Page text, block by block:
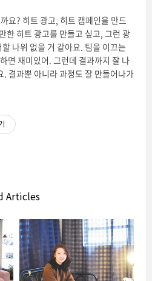
요? 히트 광고, 히트 캠페인을 만드
한 히트 광고를 만들고 싶고, 그런 광
나위 없을 거 같아요. 팀을 이끄는
면 재미있어. 그런데 결과까지 잘 나
. 결과뿐 아니라 과정도 잘 만들어나가
Articles